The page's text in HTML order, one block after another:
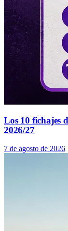
Los 10 fichajes
2026/27
7 de agosto de 2026